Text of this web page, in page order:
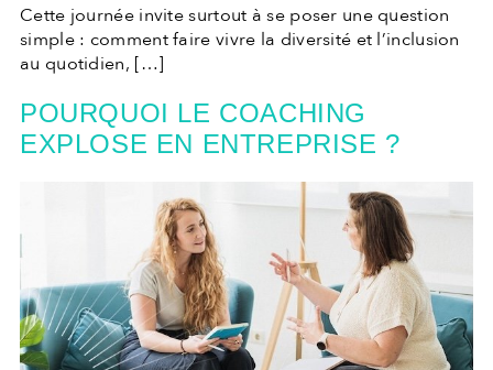
Cette journée invite surtout à se poser une question
simple : comment faire vivre la diversité et l’inclusion
au quotidien, […]
POURQUOI LE COACHING
EXPLOSE EN ENTREPRISE ?